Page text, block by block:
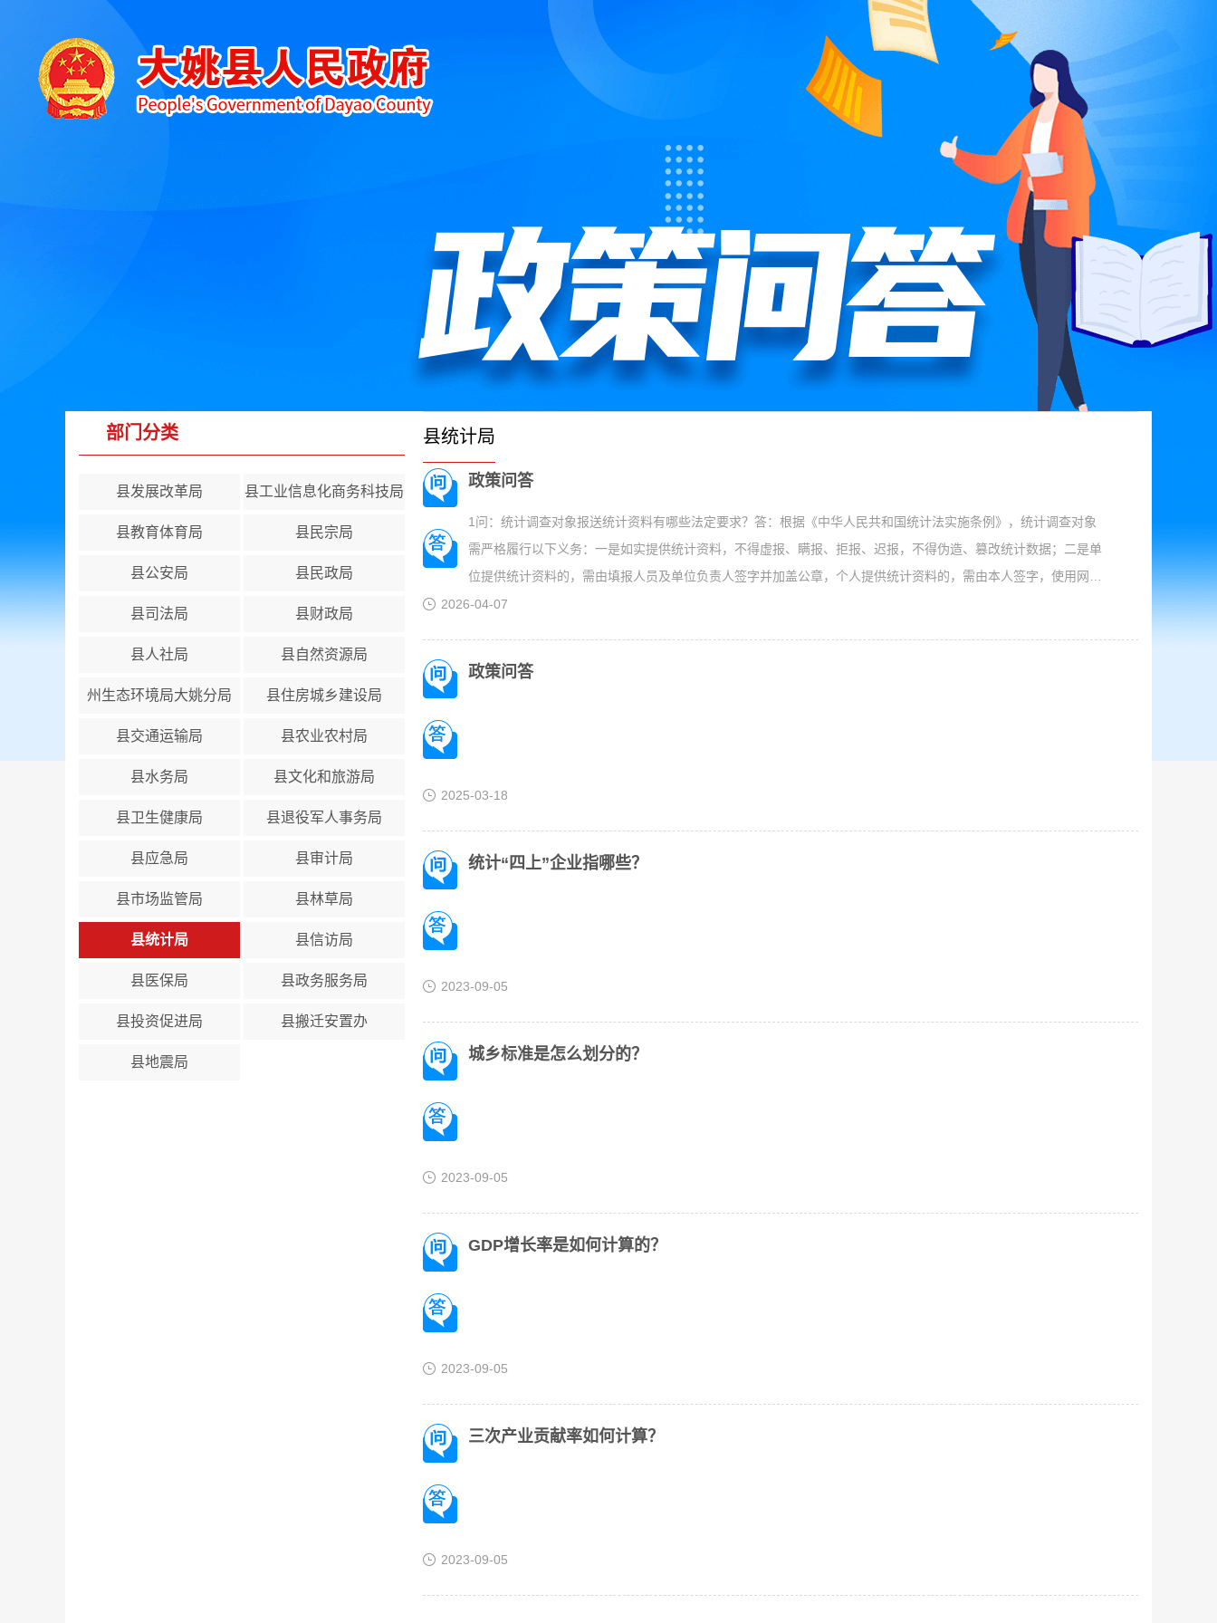
部门分类
县发展改革局 县工业信息化商务科技局
县教育体育局 县民宗局
县公安局 县民政局
县司法局 县财政局
县人社局 县自然资源局
州生态环境局大姚分局 县住房城乡建设局
县交通运输局 县农业农村局
县水务局 县文化和旅游局
县卫生健康局 县退役军人事务局
县应急局 县审计局
县市场监管局 县林草局
县统计局 县信访局
县医保局 县政务服务局
县投资促进局 县搬迁安置办
县地震局
县统计局
政策问答
1问：统计调查对象报送统计资料有哪些法定要求？答：根据《中华人民共和国统计法实施条例》，统计调查对象
需严格履行以下义务：一是如实提供统计资料，不得虚报、瞒报、拒报、迟报，不得伪造、篡改统计数据；二是单
位提供统计资料的，需由填报人员及单位负责人签字并加盖公章，个人提供统计资料的，需由本人签字，使用网络
报送的按国家有关规定执行；三是配合统计机构开展数据核查、执法检查，如实反映情况，提供相关证明材料；四
2026-04-07
政策问答
2025-03-18
统计“四上”企业指哪些？
2023-09-05
城乡标准是怎么划分的？
2023-09-05
GDP增长率是如何计算的？
2023-09-05
三次产业贡献率如何计算？
2023-09-05